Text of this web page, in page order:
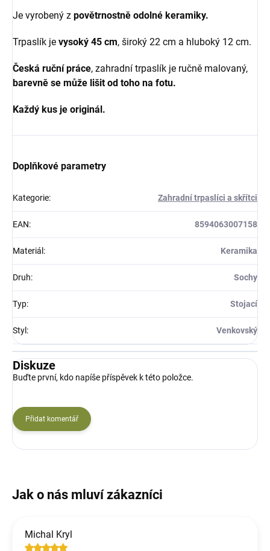
Je vyrobený z povětrnostně odolné keramiky.
Trpaslík je vysoký 45 cm, široký 22 cm a hluboký 12 cm.
Česká ruční práce, zahradní trpaslík je ručně malovaný,
barevně se může lišit od toho na fotu.
Každý kus je originál.
Doplňkové parametry
Kategorie: Zahradní trpaslíci a skřítci
EAN: 8594063007158
Materiál : Keramika
Druh: Sochy
Typ: Stojací
Styl : Venkovský
Diskuze
Buďte první, kdo napíše příspěvek k této položce.
Přidat komentář
Michal Kryl